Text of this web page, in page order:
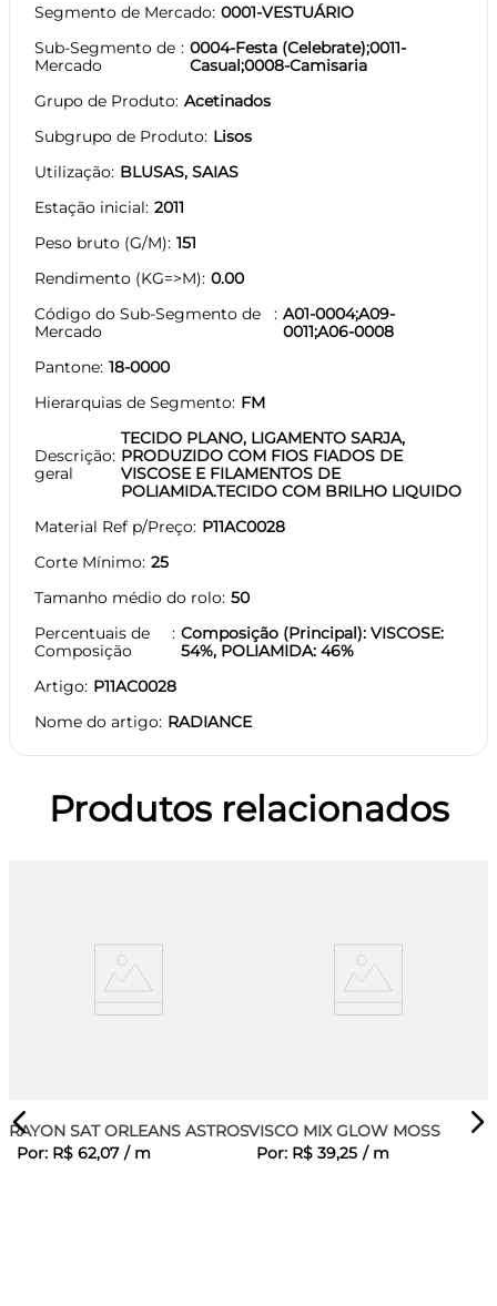
Segmento de Mercado 0001-VESTUÁRIO
Sub-Segmento de
Mercado
0004-Festa (Celebrate);0011-
Casual;0008-Camisaria
Grupo de Produto Acetinados
Subgrupo de Produto Lisos
Utilização BLUSAS, SAIAS
Estação inicial 2011
Peso bruto (G/M) 151
Rendimento (KG=>M) 0.00
Código do Sub-Segmento de
Mercado
A01-0004;A09-
0011;A06-0008
Pantone 18-0000
Hierarquias de Segmento FM
Descrição
geral
TECIDO PLANO, LIGAMENTO SARJA,
PRODUZIDO COM FIOS FIADOS DE
VISCOSE E FILAMENTOS DE
POLIAMIDA.TECIDO COM BRILHO LIQUIDO
Material Ref p/Preço P11AC0028
Corte Mínimo 25
Tamanho médio do rolo 50
Percentuais de
Composição
Composição (Principal): VISCOSE:
54%, POLIAMIDA: 46%
Artigo P11AC0028
Nome do artigo RADIANCE
Produtos relacionados
RAYON SAT ORLEANS ASTROS
Por: R$ 62,07 / m
VISCO MIX GLOW MOSS
Por: R$ 39,25 / m